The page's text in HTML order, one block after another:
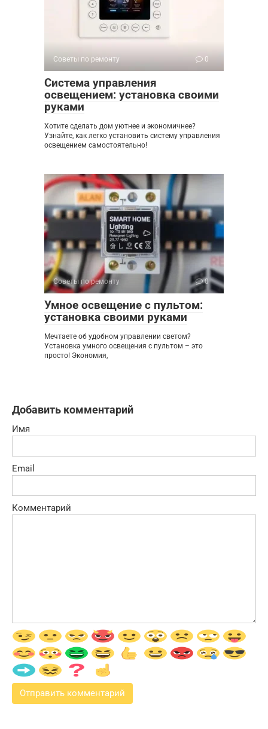
Советы по ремонту 0
Система управления
освещением: установка своими
руками
Хотите сделать дом уютнее и экономичнее?
Узнайте, как легко установить систему управления
освещением самостоятельно!
Советы по ремонту 0
Умное освещение с пультом:
установка своими руками
Мечтаете об удобном управлении светом?
Установка умного освещения с пультом – это
просто! Экономия,
Добавить комментарий
Имя
Email
Комментарий